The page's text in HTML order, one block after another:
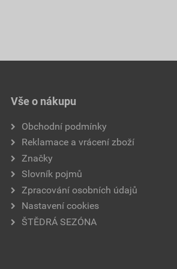
Vše o nákupu
Obchodní podmínky
Reklamace a vrácení zboží
Značky
Slovník pojmů
Zpracování osobních údajů
Nastavení cookies
ŠTĚDRÁ SEZÓNA